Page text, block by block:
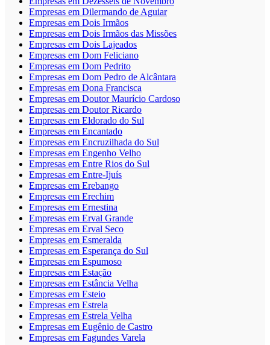
Empresas em Dilermando de Aguiar
Empresas em Dois Irmãos
Empresas em Dois Irmãos das Missões
Empresas em Dois Lajeados
Empresas em Dom Feliciano
Empresas em Dom Pedrito
Empresas em Dom Pedro de Alcântara
Empresas em Dona Francisca
Empresas em Doutor Maurício Cardoso
Empresas em Doutor Ricardo
Empresas em Eldorado do Sul
Empresas em Encantado
Empresas em Encruzilhada do Sul
Empresas em Engenho Velho
Empresas em Entre Rios do Sul
Empresas em Entre-Ijuís
Empresas em Erebango
Empresas em Erechim
Empresas em Ernestina
Empresas em Erval Grande
Empresas em Erval Seco
Empresas em Esmeralda
Empresas em Esperança do Sul
Empresas em Espumoso
Empresas em Estação
Empresas em Estância Velha
Empresas em Esteio
Empresas em Estrela
Empresas em Estrela Velha
Empresas em Eugênio de Castro
Empresas em Fagundes Varela